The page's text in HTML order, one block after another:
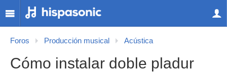
Foros Producción musical Acústica
Cómo instalar doble pladur